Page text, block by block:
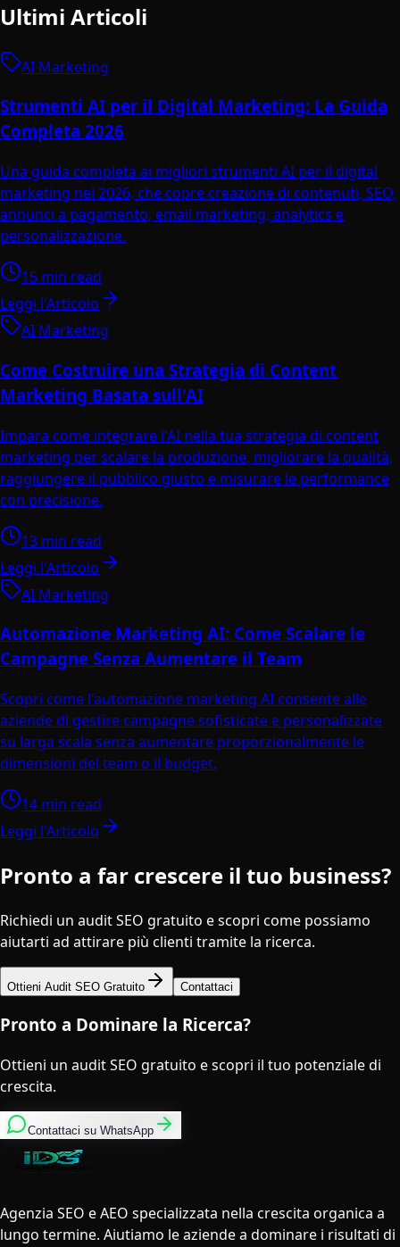
Ultimi Articoli
AI Marketing
Strumenti AI per il Digital Marketing: La Guida
Completa 2026
Una guida completa ai migliori strumenti AI per il digital
marketing nel 2026, che copre creazione di contenuti, SEO,
annunci a pagamento, email marketing, analytics e
personalizzazione.
15 min read
Leggi l'Articolo
AI Marketing
Come Costruire una Strategia di Content
Marketing Basata sull'AI
Impara come integrare l'AI nella tua strategia di content
marketing per scalare la produzione, migliorare la qualità,
raggiungere il pubblico giusto e misurare le performance
con precisione.
13 min read
Leggi l'Articolo
AI Marketing
Automazione Marketing AI: Come Scalare le
Campagne Senza Aumentare il Team
Scopri come l'automazione marketing AI consente alle
aziende di gestire campagne sofisticate e personalizzate
su larga scala senza aumentare proporzionalmente le
dimensioni del team o il budget.
14 min read
Leggi l'Articolo
Pronto a far crescere il tuo business?
Richiedi un audit SEO gratuito e scopri come possiamo
aiutarti ad attirare più clienti tramite la ricerca.
Ottieni Audit SEO Gratuito Contattaci
Pronto a Dominare la Ricerca?
Ottieni un audit SEO gratuito e scopri il tuo potenziale di
crescita.
Contattaci su WhatsApp
Agenzia SEO e AEO specializzata nella crescita organica a
lungo termine. Aiutiamo le aziende a dominare i risultati di